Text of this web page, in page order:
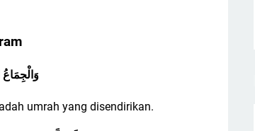
umrah yang disendirikan.